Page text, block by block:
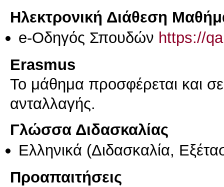
Ηλεκτρονική Διάθεση
e-Οδηγός Σπουδών https://
Erasmus
Το μάθημα προσφέρεται και
ανταλλαγής.
Γλώσσα Διδασκαλίας
Ελληνικά (Διδασκαλία,
Προαπαιτήσεις